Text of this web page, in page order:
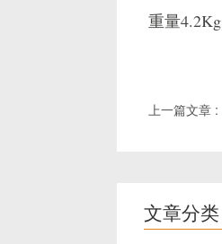
重量4.2Kg
上一篇文章 :
文章分类